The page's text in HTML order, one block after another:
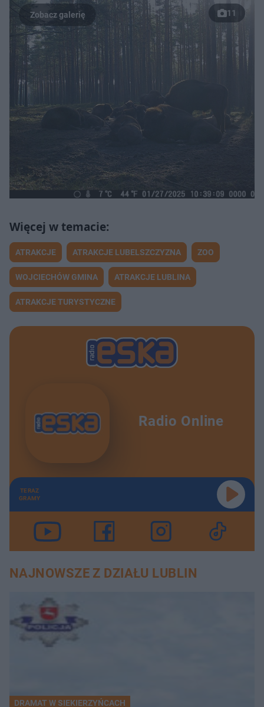
11
ATRAKCJE ATRAKCJE LUBELSZCZYZNA ZOO
WOJCIECHÓW GMINA ATRAKCJE LUBLINA
ATRAKCJE TURYSTYCZNE
Radio Online
TERAZ
GRAMY
NAJNOWSZE Z DZIAŁU LUBLIN
DRAMAT W SIEKIERZYŃCACH